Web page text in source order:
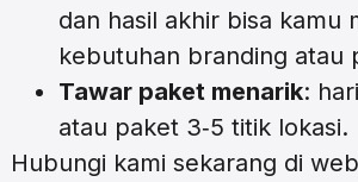
dan hasil akhir bisa kamu
kebutuhan branding atau
Tawar paket menarik:
atau paket 3‑5 titik lokasi.
Hubungi kami sekarang di